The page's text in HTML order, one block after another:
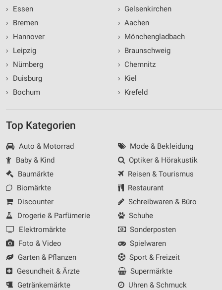
›
Essen
›
Bremen
›
Hannover
›
Leipzig
›
Nürnberg
›
Duisburg
›
Bochum
› Gelsenkirchen
› Aachen
› Mönchengladbach
› Braunschweig
› Chemnitz
› Kiel
› Krefeld
Top Kategorien
Auto & Motorrad
Baby & Kind
Baumärkte
Biomärkte
Discounter
Drogerie & Parfümerie
Elektromärkte
Foto & Video
Garten & Pflanzen
Gesundheit & Ärzte
Getränkemärkte
Mode & Bekleidung
Optiker & Hörakustik
Reisen & Tourismus
Restaurant
Schreibwaren & Büro
Schuhe
Sonderposten
Spielwaren
Sport & Freizeit
Supermärkte
Uhren & Schmuck